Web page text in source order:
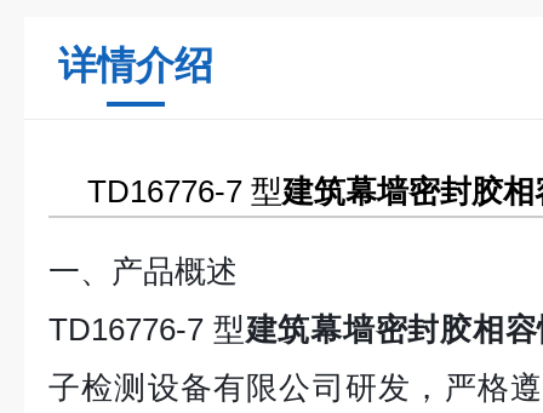
详情介绍
TD16776-7 型建筑幕墙密封胶
一、产品概述
TD16776-7 型建筑幕墙密封胶相
子检测设备有限公司研发，严格